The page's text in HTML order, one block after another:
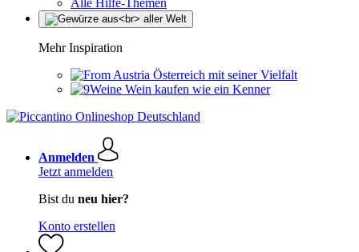
Alle Hilfe-Themen
Mehr Inspiration
Österreich mit seiner Vielfalt
Wein kaufen wie ein Kenner
Anmelden
Jetzt anmelden
Bist du neu hier?
Konto erstellen